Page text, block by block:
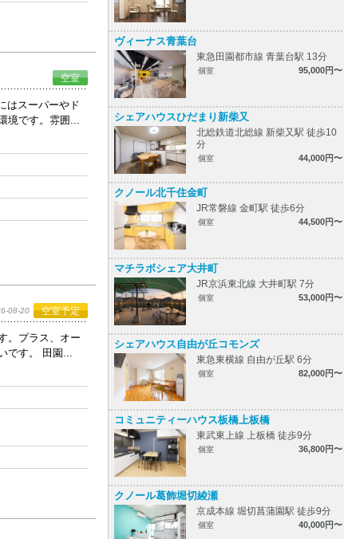
空室
はスーパーやド
境です。雰囲...
08-20 空室予定
。プラス、オー
です。 田園...
ヴィーナス青葉台
東急田園都市線 青葉台駅 13分
個室 95,000円〜
シェアハウスひだまり新柴又
北総鉄道北総線 新柴又駅 徒歩10
分
個室 44,000円〜
クノール北千住金町
JR常磐線 金町駅 徒歩6分
個室 44,500円〜
マチラボシェア大井町
JR京浜東北線 大井町駅 7分
個室 53,000円〜
シェアハウス自由が丘コモンズ
東急東横線 自由が丘駅 6分
個室 82,000円〜
コミュニティーハウス板橋上板橋
東武東上線 上板橋 徒歩9分
個室 36,800円〜
クノール葛飾堀切綾瀬
京成本線 堀切菖蒲園駅 徒歩9分
個室 40,000円〜